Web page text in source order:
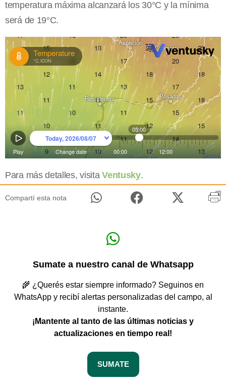
temperatura máxima alcanzará los 30°C y la mínima
será de 19°C.
Para más detalles, visitaVentusky.
Compartí esta nota
Sumate a nuestro canal de Whatsapp
🌾 ¿Querés estar siempre informado? Seguinos en
WhatsApp y recibí alertas personalizadas del campo, al
instante.
¡Mantente al tanto de las últimas noticias y
actualizaciones en tiempo real!
SUMATE